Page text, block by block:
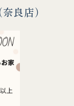
良店）